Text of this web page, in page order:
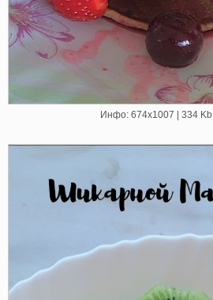
Инфо: 674х1007 | 334 Kb